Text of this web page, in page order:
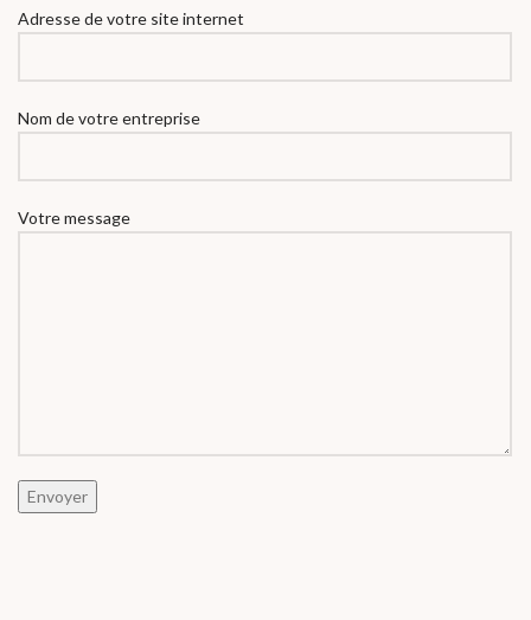
Adresse de votre site internet
Nom de votre entreprise
Votre message